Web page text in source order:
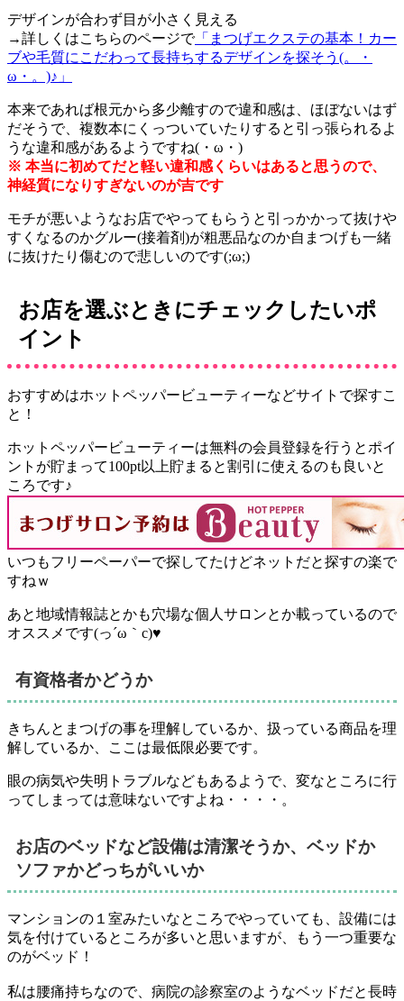
デザインが合わず目が小さく見える
→詳しくはこちらのページで「まつげエクステの基本！カー
ブや毛質にこだわって長持ちするデザインを探そう(。・
ω・。)♪」
本来であれば根元から多少離すので違和感は、ほぼないはず
だそうで、複数本にくっついていたりすると引っ張られるよ
うな違和感があるようですね(・ω・)
※ 本当に初めてだと軽い違和感くらいはあると思うので、
神経質になりすぎないのが吉です
モチが悪いようなお店でやってもらうと引っかかって抜けや
すくなるのかグルー(接着剤)が粗悪品なのか自まつげも一緒
に抜けたり傷むので悲しいのです(;ω;)
お店を選ぶときにチェックしたいポ
イント
おすすめはホットペッパービューティーなどサイトで探すこ
と！
ホットペッパービューティーは無料の会員登録を行うとポイ
ントが貯まって100pt以上貯まると割引に使えるのも良いと
ころです♪
いつもフリーペーパーで探してたけどネットだと探すの楽で
すねｗ
あと地域情報誌とかも穴場な個人サロンとか載っているので
オススメ です(っ´ω｀c)♥
有資格者かどうか
きちんとまつげの事を理解しているか、扱っている商品を理
解しているか、ここは最低限必要です。
眼の病気や失明トラブルなどもあるようで、変なところに行
ってしまっては意味ないですよね・・・・。
お店のベッドなど設備は清潔そうか、ベッドか
ソファかどっちがいいか
マンションの１室みたいなところでやっていても、設備には
気を付けているところが多いと思いますが、もう一つ重要な
のがベッド！
私は腰痛持ちなので、病院の診察室のようなベッドだと長時